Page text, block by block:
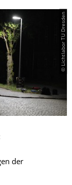
© Lichtlabor TU Dresden
der